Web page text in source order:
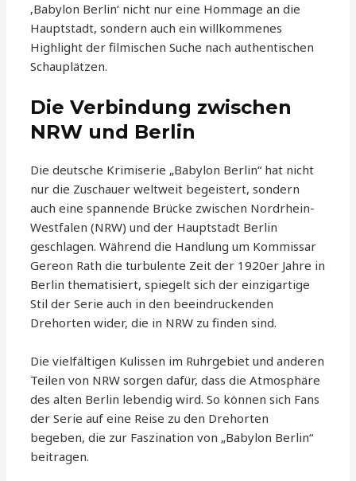
‚Babylon Berlin‘ nicht nur eine Hommage an die
Hauptstadt, sondern auch ein willkommenes
Highlight der filmischen Suche nach authentischen
Schauplätzen.
Die Verbindung zwischen
NRW und Berlin
Die deutsche Krimiserie „Babylon Berlin“ hat nicht
nur die Zuschauer weltweit begeistert, sondern
auch eine spannende Brücke zwischen Nordrhein-
Westfalen (NRW) und der Hauptstadt Berlin
geschlagen. Während die Handlung um Kommissar
Gereon Rath die turbulente Zeit der 1920er Jahre in
Berlin thematisiert, spiegelt sich der einzigartige
Stil der Serie auch in den beeindruckenden
Drehorten wider, die in NRW zu finden sind.
Die vielfältigen Kulissen im Ruhrgebiet und anderen
Teilen von NRW sorgen dafür, dass die Atmosphäre
des alten Berlin lebendig wird. So können sich Fans
der Serie auf eine Reise zu den Drehorten
begeben, die zur Faszination von „Babylon Berlin“
beitragen.